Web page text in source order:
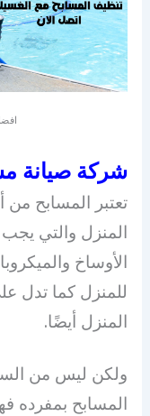
شركة صيانة
تعتبر المسابح
المنزل والتي
الأوساخ
للمنزل كما تدل
المنزل أيضًا.
ولكن ليس من
المسابح بمفرده